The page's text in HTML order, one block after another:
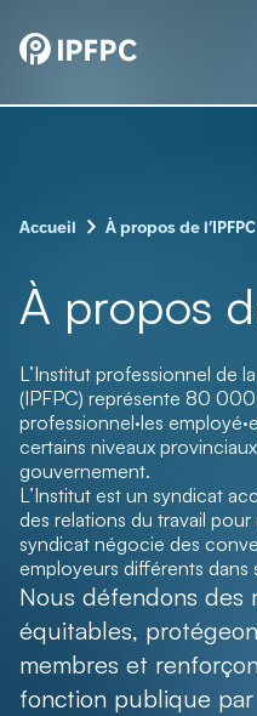
Accueil – À propos de l’IPFPC
À propos
L’Institut professionnel de
(IPFPC) représente 80
professionnel·les
certains niveaux
gouvernement.
L’Institut est un syndicat
des relations du travail
syndicat négocie des
employeurs différents dans
Nous défendons des
équitables,
membres et
fonction publique par